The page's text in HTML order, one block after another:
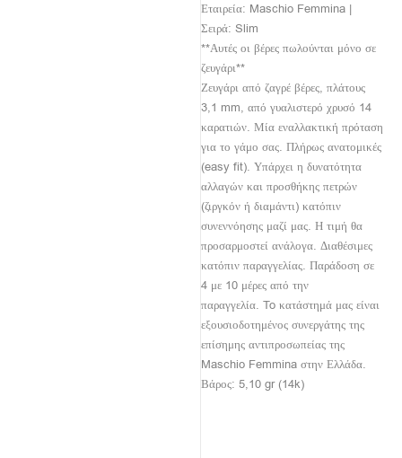
Εταιρεία: Maschio Femmina |
Σειρά: Slim
**Αυτές οι βέρες πωλούνται μόνο σε
ζευγάρι**
Ζευγάρι από ζαγρέ βέρες, πλάτους
3,1 mm, από γυαλιστερό χρυσό 14
καρατιών. Μία εναλλακτική πρόταση
για το γάμο σας. Πλήρως ανατομικές
(easy fit). Υπάρχει η δυνατότητα
αλλαγών και προσθήκης πετρών
(ζιργκόν ή διαμάντι) κατόπιν
συνεννόησης μαζί μας. Η τιμή θα
προσαρμοστεί ανάλογα. Διαθέσιμες
κατόπιν παραγγελίας. Παράδοση σε
4 με 10 μέρες από την
παραγγελία. To κατάστημά μας είναι
εξουσιοδοτημένος συνεργάτης της
επίσημης αντιπροσωπείας της
Maschio Femmina στην Ελλάδα.
Βάρος: 5,10 gr (14k)